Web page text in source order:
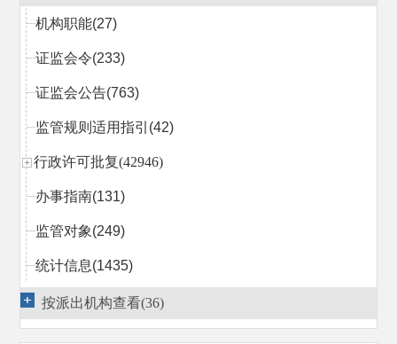
机构职能(27)
证监会令(233)
证监会公告(763)
监管规则适用指引 (42)
行政许可批复(42946)
办事指南(131)
监管对象(249)
统计信息(1435)
行政处罚决定(2027)
按派出机构查看(36)